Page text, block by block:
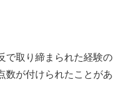
で取り締まられた経験の
数が付けられたことがあ